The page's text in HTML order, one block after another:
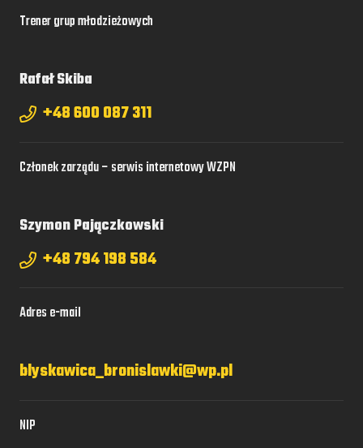
Trener grup młodzieżowych
Rafał Skiba
+48 600 087 311
Członek zarządu – serwis internetowy WZPN
Szymon Pajączkowski
+48 794 198 584
Adres e-mail
blyskawica_bronislawki@wp.pl
NIP